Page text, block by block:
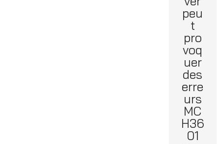
peu
t
pro
voq
uer
des
erre
urs
MC
H36
01